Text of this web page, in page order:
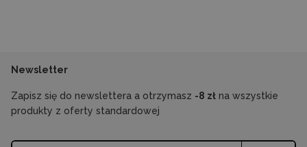
Newsletter
Zapisz się do newslettera a otrzymasz -8 zł na wszystkie
produkty z oferty standardowej